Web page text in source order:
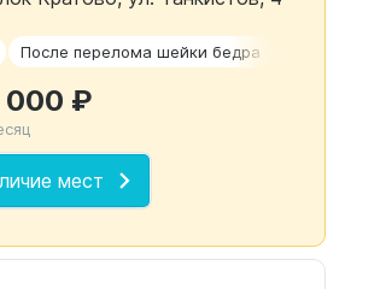
После перелома шейки бедра
мест
000 ₽